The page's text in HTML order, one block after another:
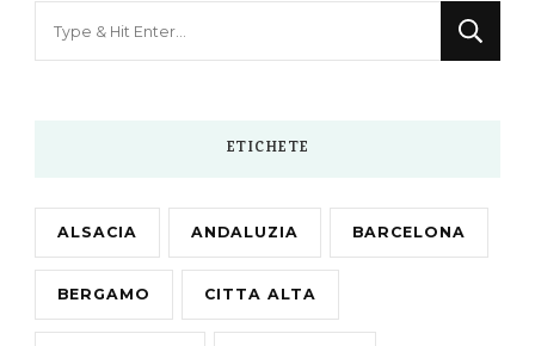
ETICHETE
ALSACIA ANDALUZIA BARCELONA
BERGAMO CITTA ALTA